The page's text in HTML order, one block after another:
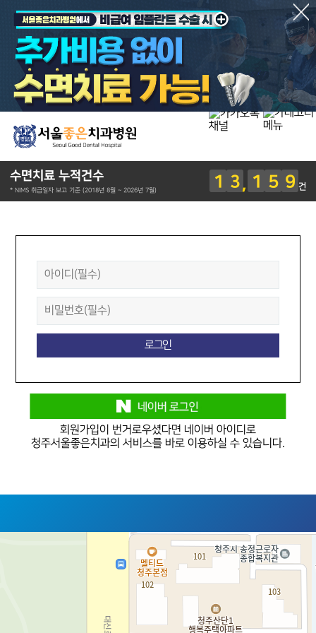
수면치료 누적건수
* NIMS 취급일자 보고 기준 (2018년 8월 ~ 2026년 7월) 1 3 1 5 9 건
회원가입이 번거로우셨다면 네이버 아이디로
청주서울좋은치과의 서비스를 바로 이용하실 수 있습니다.